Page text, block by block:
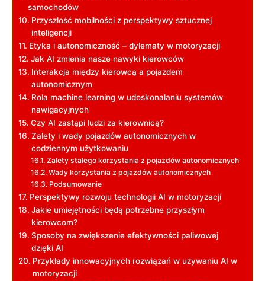
samochodów
Przyszłość​ mobilności z perspektywy sztucznej
inteligencji
Etyka i ‌autonomiczność‍ – dylematy w ⁢motoryzacji
Jak AI ⁤zmienia nasze nawyki‍ kierowców
Interakcja między kierowcą ⁢a⁣ pojazdem
‌autonomicznym
Rola machine learning w udoskonalaniu systemów
nawigacyjnych
Czy AI zastąpi ⁢ludzi za⁣ kierownicą?
Zalety i wady pojazdów autonomicznych w
codziennym użytkowaniu
Zalety ⁢stałego‌ korzystania z pojazdów autonomicznych
Wady korzystania z ​pojazdów autonomicznych
Podsumowanie
Perspektywy ⁤rozwoju technologii AI w⁢ motoryzacji
Jakie⁢ umiejętności będą⁣ potrzebne przyszłym
kierowcom?
Sposoby na​ zwiększenie efektywności paliwowej‌
dzięki AI
Przykłady innowacyjnych rozwiązań w używaniu AI w
‌motoryzacji